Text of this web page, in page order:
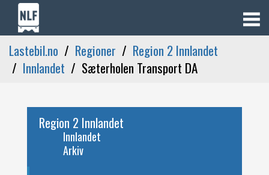
Lastebil.no Regioner
Region 2 Innlandet
Innlandet
Sæterholen Transport DA
Region 2 Innlandet
Innlandet
Arkiv